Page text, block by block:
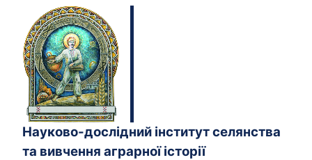
Науково-дослідний інститут селянства
та вивчення аграрної історії